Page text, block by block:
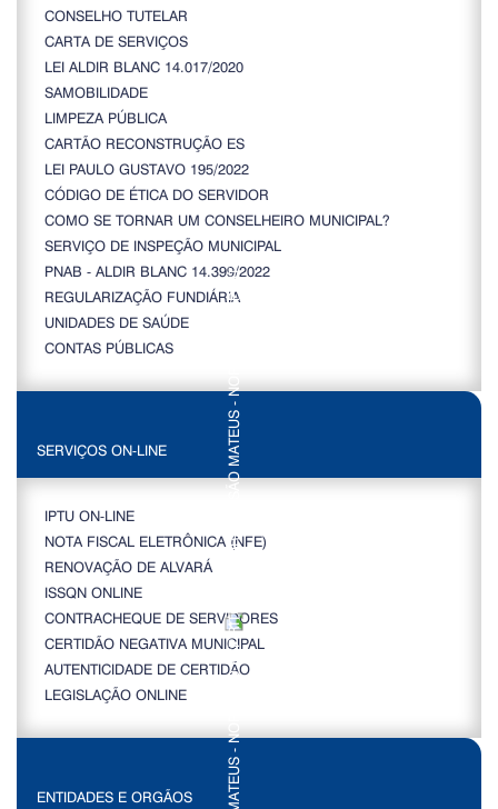
CONSELHO TUTELAR
CARTA DE SERVIÇOS
LEI ALDIR BLANC 14.017/2020
SAMOBILIDADE
LIMPEZA PÚBLICA
CARTÃO RECONSTRUÇÃO ES
LEI PAULO GUSTAVO 195/2022
CÓDIGO DE ÉTICA DO SERVIDOR
COMO SE TORNAR UM CONSELHEIRO MUNICIPAL?
SERVIÇO DE INSPEÇÃO MUNICIPAL
PNAB - ALDIR BLANC 14.399/2022
REGULARIZAÇÃO FUNDIÁRIA
UNIDADES DE SAÚDE
CONTAS PÚBLICAS
SERVIÇOS ON-LINE
IPTU ON-LINE
NOTA FISCAL ELETRÔNICA (NFE)
RENOVAÇÃO DE ALVARÁ
ISSQN ONLINE
CONTRACHEQUE DE SERVIDORES
CERTIDÃO NEGATIVA MUNICIPAL
AUTENTICIDADE DE CERTIDÃO
LEGISLAÇÃO ONLINE
ENTIDADES E ORGÃOS